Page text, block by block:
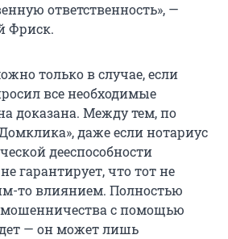
ответственность», —
Фриск.
только в случае, если
все необходимые
доказана. Между тем, по
даже если нотариус
дееспособности
гарантирует, что тот не
то влиянием. Полностью
с помощью
— он может лишь